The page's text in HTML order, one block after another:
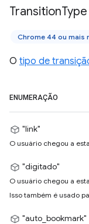
TransitionType
Chrome 44 ou mais
O tipo de
ENUMERAÇÃO
"link"
O usuário chegou a
"digitado"
O usuário chegou a
Isso também é usado
"auto_bookmark"